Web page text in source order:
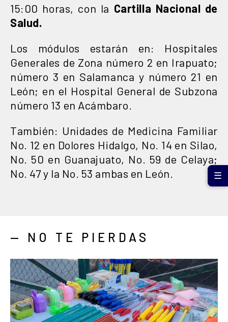
15:00 horas, con la Cartilla Nacional de
Salud.
Los módulos estarán en: Hospitales
Generales de Zona número 2 en Irapuato;
número 3 en Salamanca y número 21 en
León; en el Hospital General de Subzona
número 13 en Acámbaro.
También: Unidades de Medicina Familiar
No. 12 en Dolores Hidalgo, No. 14 en Silao,
No. 50 en Guanajuato, No. 59 de Celaya;
No. 47 y la No. 53 ambas en León.
— NO TE PIERDAS
☰